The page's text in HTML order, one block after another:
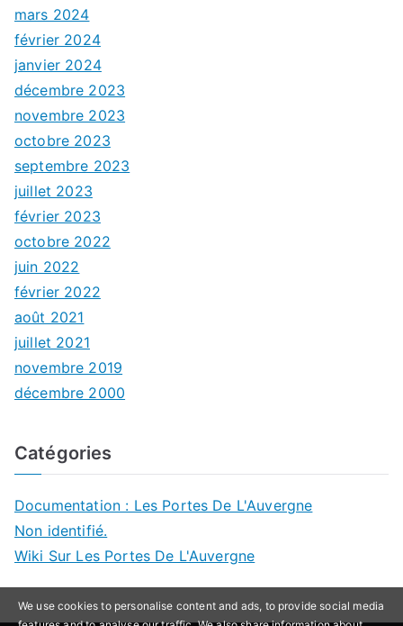
mars 2024
février 2024
janvier 2024
décembre 2023
novembre 2023
octobre 2023
septembre 2023
juillet 2023
février 2023
octobre 2022
juin 2022
février 2022
août 2021
juillet 2021
novembre 2019
décembre 2000
Catégories
Documentation : Les Portes De L'Auvergne
Non identifié.
Wiki Sur Les Portes De L'Auvergne
We use cookies to personalise content and ads, to provide social media